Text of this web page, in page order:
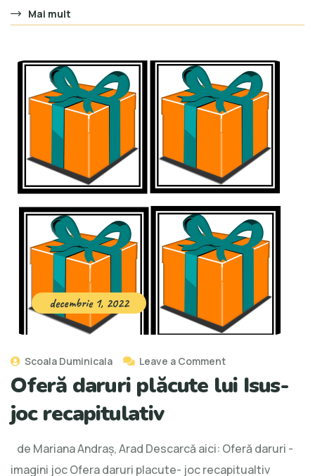
Mai mult
decembrie 1, 2022
Scoala Duminicala Leave a Comment
Oferă daruri plăcute lui Isus-
joc recapitulativ
de Mariana Andraș, Arad Descarcă aici: Oferă daruri -
imagini joc Ofera daruri placute- joc recapitualtiv